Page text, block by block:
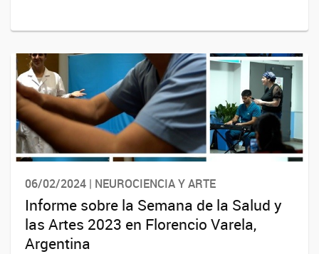
06/02/2024 | NEUROCIENCIA Y ARTE
Informe sobre la Semana de la Salud y
las Artes 2023 en Florencio Varela,
Argentina